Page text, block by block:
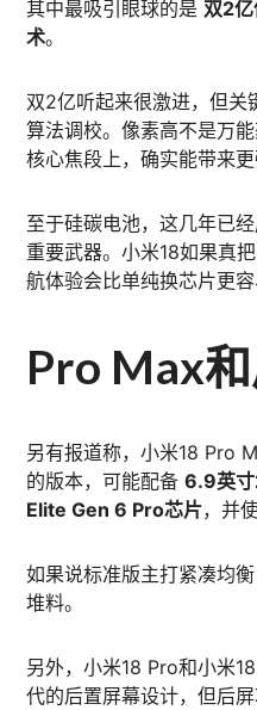
其中最吸引眼球的是 双2
术。
双2亿听起来很激进，但关
算法调校。像素高不是万
核心焦段上，确实能带来更
至于硅碳电池，这几年已
重要武器。小米18如果真
航体验会比单纯换芯片更容
Pro Max
另有报道称，小米18 Pro
的版本，可能配备6.9英
Elite Gen 6 Pro芯片，并
如果说标准版主打紧凑均
堆料。
另外，小米18 Pro和小米
代的后置屏幕设计，但后